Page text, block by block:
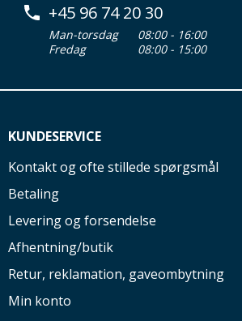
+45 96 74 20 30
Man-torsdag
08:00 - 16:00
Fredag
08:00 - 15:00
KUNDESERVICE
Kontakt og ofte stillede spørgsmål
Betaling
Levering og forsendelse
Afhentning/butik
Retur, reklamation, gaveombytning
Min konto